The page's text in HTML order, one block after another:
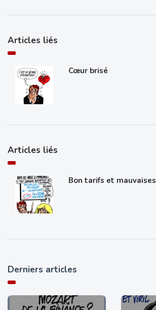
Articles liés
Cœur brisé
Articles liés
Bon tarifs et
Derniers articles